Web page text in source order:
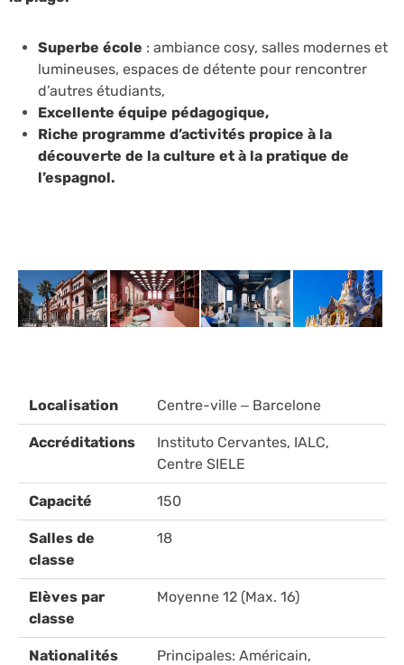
Superbe école : ambiance cosy, salles modernes et
lumineuses, espaces de détente pour rencontrer
d’autres étudiants,
Excellente équipe pédagogique,
Riche programme d’activités propice à la
découverte de la culture et à la pratique de
l’espagnol.
Localisation Centre-ville – Barcelone
Accréditations
Instituto Cervantes, IALC,
Centre SIELE
Capacité 150
Salles de
classe
18
Elèves par
classe
Moyenne 12 (Max. 16)
Nationalités Principales: Américain,